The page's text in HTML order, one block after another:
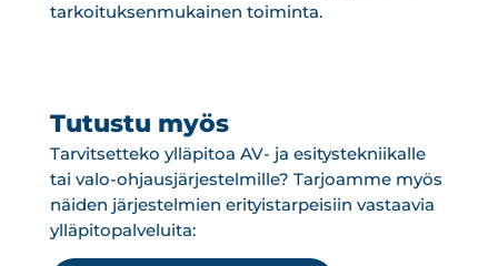
tarkoituksenmukainen toiminta.
Tutustu myös
Tarvitsetteko ylläpitoa AV- ja esitystekniikalle
tai valo-ohjausjärjestelmille? Tarjoamme myös
näiden järjestelmien erityistarpeisiin vastaavia
ylläpitopalveluita: